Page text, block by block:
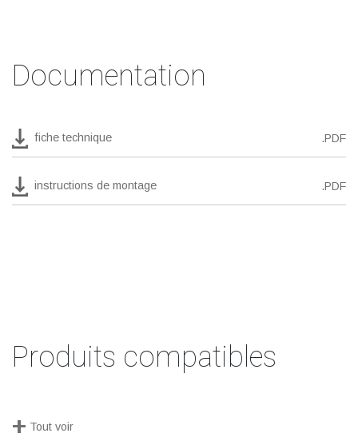
Documentation
fiche technique .PDF
instructions de montage .PDF
Produits compatibles
+ Tout voir